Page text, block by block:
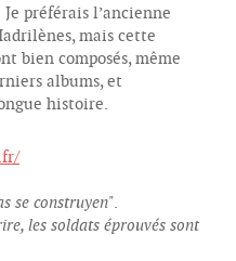
Je préférais l’ancienne
mais cette
bien composés, même
albums, et
histoire.
se construyen".
les soldats éprouvés sont